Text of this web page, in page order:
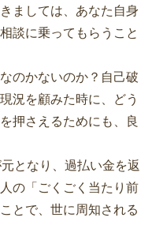
ましては、あなた自身
談に乗ってもらうこと
のかないのか？自己破
況を顧みた時に、どう
押さえるためにも、良
となり、過払い金を返
の「ごくごく当たり前
とで、世に周知される